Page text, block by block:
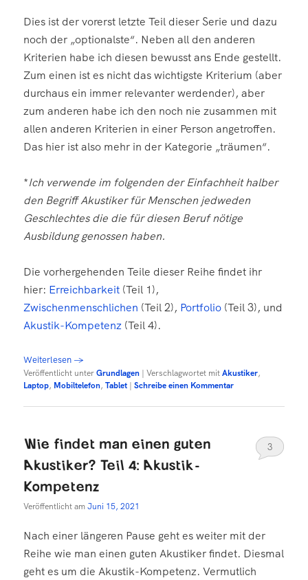
Dies ist der vorerst letzte Teil dieser Serie und dazu
noch der „optionalste“. Neben all den anderen
Kriterien habe ich diesen bewusst ans Ende gestellt.
Zum einen ist es nicht das wichtigste Kriterium (aber
durchaus ein immer relevanter werdender), aber
zum anderen habe ich den noch nie zusammen mit
allen anderen Kriterien in einer Person angetroffen.
Das hier ist also mehr in der Kategorie „träumen“.
*Ich verwende im folgenden der Einfachheit halber
den Begriff Akustiker für Menschen jedweden
Geschlechtes die die für diesen Beruf nötige
Ausbildung genossen haben.
Die vorhergehenden Teile dieser Reihe findet ihr
hier: Erreichbarkeit (Teil 1),
Zwischenmenschlichen (Teil 2), Portfolio (Teil 3), und
Akustik-Kompetenz (Teil 4).
Weiterlesen→
Veröffentlicht unterGrundlagen |Verschlagwortet mitAkustiker,
Laptop, Mobiltelefon,Tablet |Schreibe einen Kommentar
Wie findet man einen guten
Akustiker? Teil 4: Akustik-
Kompetenz
Veröffentlicht amJuni 15, 2021
3
Nach einer längeren Pause geht es weiter mit der
Reihe wie man einen guten Akustiker findet. Diesmal
geht es um die Akustik-Kompetenz. Vermutlich